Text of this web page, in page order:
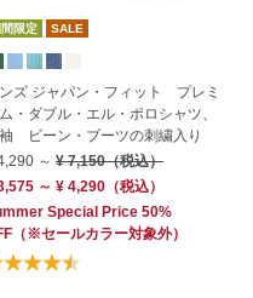
限定 SALE
ズ ジャパン・フィット プレミ
・ダブル・エル・ポロシャツ、
ビーン・ブーツの刺繍入り
～ ¥ 7,150（税込）
～ ¥ 4,290 （税込）
Special Price 50%
（※セールカラー対象外）